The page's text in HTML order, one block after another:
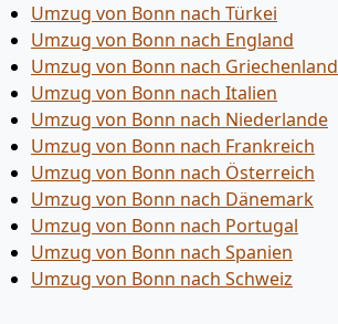
Umzug von Bonn nach Türkei
Umzug von Bonn nach England
Umzug von Bonn nach Griechenland
Umzug von Bonn nach Italien
Umzug von Bonn nach Niederlande
Umzug von Bonn nach Frankreich
Umzug von Bonn nach Österreich
Umzug von Bonn nach Dänemark
Umzug von Bonn nach Portugal
Umzug von Bonn nach Spanien
Umzug von Bonn nach Schweiz